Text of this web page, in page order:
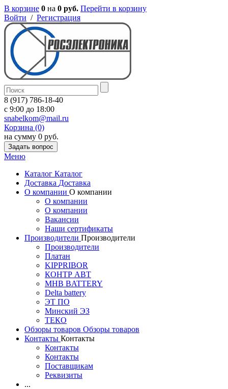
В корзине 0 на 0 руб. Перейти в корзину
Войти / Регистрация
8 (917) 786-18-40
c 9:00 до 18:00
snabelkom@mail.ru
Корзина (0)
на сумму 0 руб.
Задать вопрос
Меню
Каталог Каталог
Доставка Доставка
О компании О компании
О компании
О компании
Вакансии
Наши сертификаты
Производители Производители
Производители
Платан
KIPPRIBOR
КОНТР АВТ
MHB BATTERY
Delta battery
ЭT ПО
Минский ЭЗ
ТЕКО
Обзоры товаров Обзоры товаров
Контакты Контакты
Контакты
Контакты
Поставщикам
Реквизиты
...